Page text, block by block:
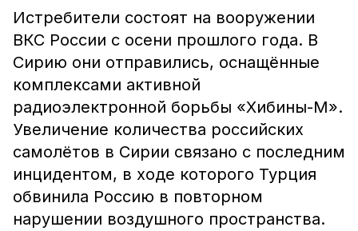
Истребители состоят на вооружении
ВКС России с осени прошлого года. В
Сирию они отправились, оснащённые
комплексами активной
радиоэлектронной борьбы «Хибины-М».
Увеличение количества российских
самолётов в Сирии связано с последним
инцидентом, в ходе которого Турция
обвинила Россию в повторном
нарушении воздушного пространства.